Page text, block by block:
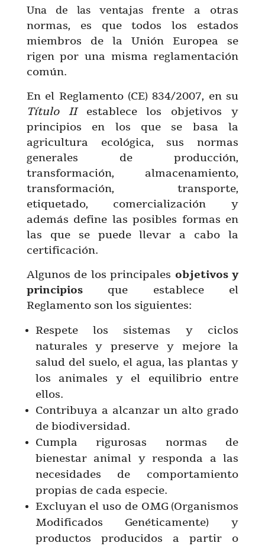
Una de las ventajas frente a otras
normas, es que todos los estados
miembros de la Unión Europea se
rigen por una misma reglamentación
común.
En el Reglamento (CE) 834/2007, en su
Título IIestablece los objetivos y
principios en los que se basa la
agricultura ecológica, sus normas
generales de producción,
transformación, almacenamiento,
transformación, transporte,
etiquetado, comercialización y
además define las posibles formas en
las que se puede llevar a cabo la
certificación.
Algunos de los principales objetivos y
principiosque establece el
Reglamento son los siguientes:
Respete los sistemas y ciclos
naturales y preserve y mejore la
salud del suelo, el agua, las plantas y
los animales y el equilibrio entre
ellos.
Contribuya a alcanzar un alto grado
de biodiversidad.
Cumpla rigurosas normas de
bienestar animal y responda a las
necesidades de comportamiento
propias de cada especie.
Excluyan el uso de OMG (Organismos
Modificados Genéticamente) y
productos producidos a partir o